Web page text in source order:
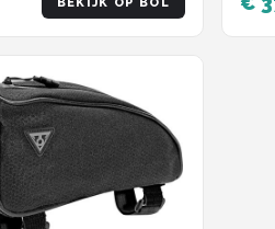
BEKIJK OP BOL